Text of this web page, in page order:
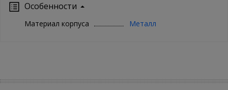
Особенности
Материал корпуса Металл